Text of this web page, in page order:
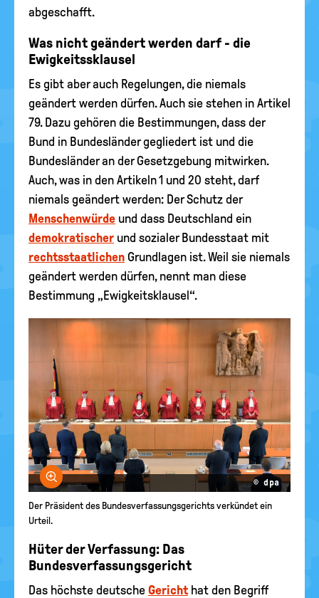
abgeschafft.
Was nicht geändert werden darf - die
Ewigkeitssklausel
Es gibt aber auch Regelungen, die niemals
geändert werden dürfen. Auch sie stehen in Artikel
79. Dazu gehören die Bestimmungen, dass der
Bund in Bundesländer gegliedert ist und die
Bundesländer an der Gesetzgebung mitwirken.
Auch, was in den Artikeln 1 und 20 steht, darf
niemals geändert werden: Der Schutz der
Menschenwürde und dass Deutschland ein
demokratischer und sozialer Bundesstaat mit
rechtsstaatlichen Grundlagen ist. Weil sie niemals
geändert werden dürfen, nennt man diese
Bestimmung „Ewigkeitsklausel“.
Bild vergrößern
© dpa
Der Präsident des Bundesverfassungsgerichts verkündet ein
Urteil.
Hüter der Verfassung: Das
Bundesverfassungsgericht
Das höchste deutsche Gerichthat den Begriff